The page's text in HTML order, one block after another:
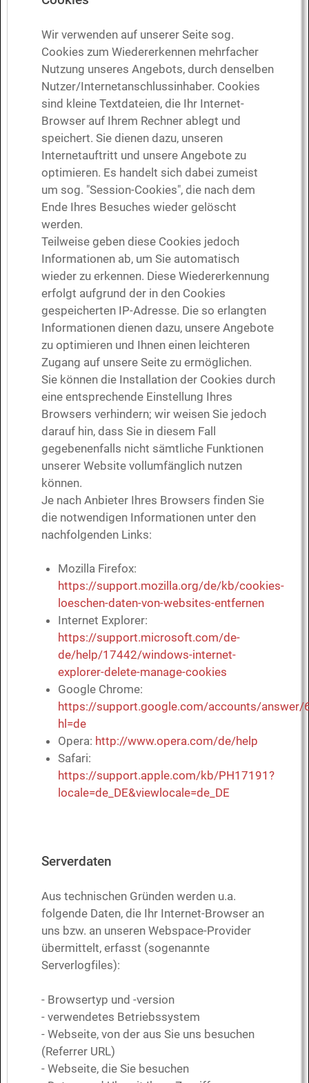
Wir verwenden auf unserer Seite sog.
Cookies zum Wiedererkennen mehrfacher
Nutzung unseres Angebots, durch denselben
Nutzer/Internetanschlussinhaber. Cookies
sind kleine Textdateien, die Ihr Internet-
Browser auf Ihrem Rechner ablegt und
speichert. Sie dienen dazu, unseren
Internetauftritt und unsere Angebote zu
optimieren. Es handelt sich dabei zumeist
um sog. "Session-Cookies", die nach dem
Ende Ihres Besuches wieder gelöscht
werden.
Teilweise geben diese Cookies jedoch
Informationen ab, um Sie automatisch
wieder zu erkennen. Diese Wiedererkennung
erfolgt aufgrund der in den Cookies
gespeicherten IP-Adresse. Die so erlangten
Informationen dienen dazu, unsere Angebote
zu optimieren und Ihnen einen leichteren
Zugang auf unsere Seite zu ermöglichen.
Sie können die Installation der Cookies durch
eine entsprechende Einstellung Ihres
Browsers verhindern; wir weisen Sie jedoch
darauf hin, dass Sie in diesem Fall
gegebenenfalls nicht sämtliche Funktionen
unserer Website vollumfänglich nutzen
können.
Je nach Anbieter Ihres Browsers finden Sie
die notwendigen Informationen unter den
nachfolgenden Links:
Mozilla Firefox:
https://support.mozilla.org/de/kb/cookies-
loeschen-daten-von-websites-entfernen
Internet Explorer:
https://support.microsoft.com/de-
de/help/17442/windows-internet-
explorer-delete-manage-cookies
Google Chrome:
https://support.google.com/accounts/answer/
hl=de
Opera: http://www.opera.com/de/help
Safari:
https://support.apple.com/kb/PH17191?
locale=de_DE&viewlocale=de_DE
Serverdaten
Aus technischen Gründen werden u.a.
folgende Daten, die Ihr Internet-Browser an
uns bzw. an unseren Webspace-Provider
übermittelt, erfasst (sogenannte
Serverlogfiles):
- Browsertyp und -version
- verwendetes Betriebssystem
- Webseite, von der aus Sie uns besuchen
(Referrer URL)
- Webseite, die Sie besuchen